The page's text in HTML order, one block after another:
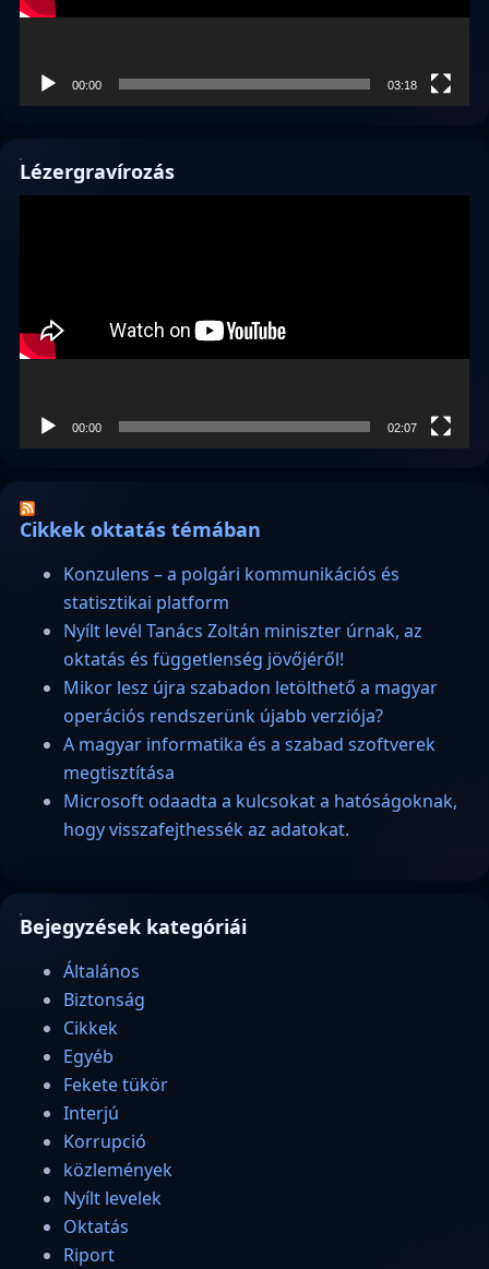
00:00 03:18
Lézergravírozás
00:00 02:07
Cikkek oktatás témában
Konzulens – a polgári kommunikációs és
statisztikai platform
Nyílt levél Tanács Zoltán miniszter úrnak, az
oktatás és függetlenség jövőjéről!
Mikor lesz újra szabadon letölthető a magyar
operációs rendszerünk újabb verziója?
A magyar informatika és a szabad szoftverek
megtisztítása
Microsoft odaadta a kulcsokat a hatóságoknak,
hogy visszafejthessék az adatokat.
Bejegyzések kategóriái
Általános
Biztonság
Cikkek
Egyéb
Fekete tükör
Interjú
Korrupció
közlemények
Nyílt levelek
Oktatás
Riport